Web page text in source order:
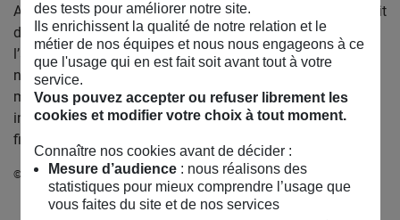
Amazonie équatorienne, auprès des Jivaros Achuar, ont fait
de lui une des grandes figures américanistes de
l’anthropologie. À partir de la critique du dualisme
nature/culture, il entreprend une analyse comparative des
modes de socialisation de la nature et des schèmes
intégrateurs de la pratique : identification, relation et
figuration.
© Bénédicte Roscot
des tests pour améliorer notre site.
Ils enrichissent la qualité de notre relation et le
métier de nos équipes et nous nous engageons à ce
que l'usage qui en est fait soit avant tout à votre
service.
Vous pouvez accepter ou refuser librement les
cookies et modifier votre choix à tout moment.
Connaître nos cookies avant de décider :
Mesure d’audience: nous réalisons des
statistiques pour mieux comprendre l’usage que
vous faites du site et de nos services